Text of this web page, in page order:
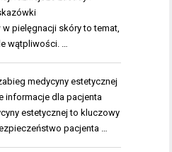
pielęgnacji skóry to temat,
wątpliwości. …
medycyny estetycznej
informacje dla pacjenta
estetycznej to kluczowy
pacjenta …